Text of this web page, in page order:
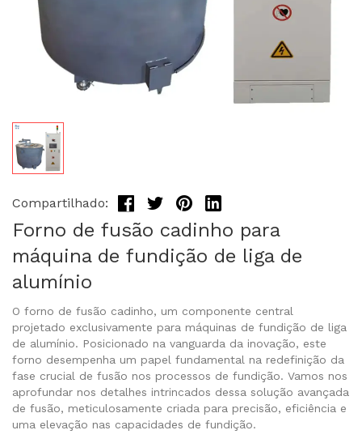
Compartilhado:
Forno de fusão cadinho para
máquina de fundição de liga de
alumínio
O forno de fusão cadinho, um componente central
projetado exclusivamente para máquinas de fundição de liga
de alumínio. Posicionado na vanguarda da inovação, este
forno desempenha um papel fundamental na redefinição da
fase crucial de fusão nos processos de fundição. Vamos nos
aprofundar nos detalhes intrincados dessa solução avançada
de fusão, meticulosamente criada para precisão, eficiência e
uma elevação nas capacidades de fundição.